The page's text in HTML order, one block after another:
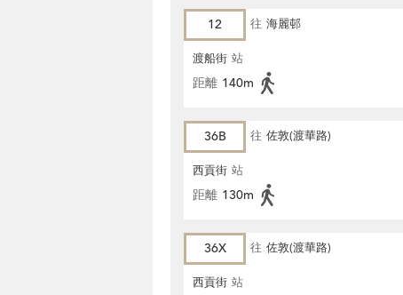
12 往 海麗邨
渡船街 站
距離 140m
36B 往 佐敦(渡華路)
西貢街 站
距離 130m
36X 往 佐敦(渡華路)
西貢街 站